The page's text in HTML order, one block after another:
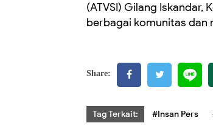
(ATVSI) Gilang Iskandar,
berbagai komunitas dan
Share:
Tag Terkait: #Insan Pers